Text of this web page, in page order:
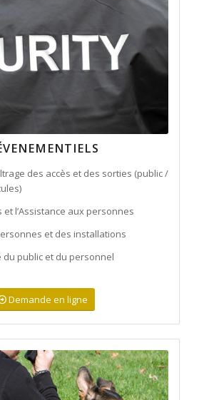
des accès et des sorties (public /
l’Assistance aux personnes
et des installations
du public et du personnel
Demande en ligne